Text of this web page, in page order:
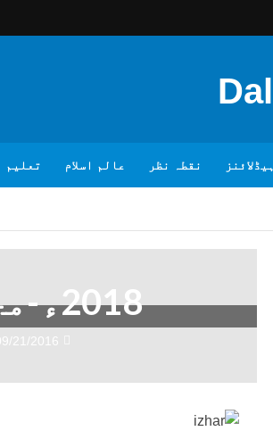
ہیڈلائنز نقطہ نظر عالم اسلام تعلیم
2018ء-محمد اظہار الحق
21/2016